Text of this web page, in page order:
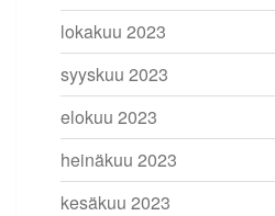
lokakuu 2023
syyskuu 2023
elokuu 2023
heinäkuu 2023
kesäkuu 2023